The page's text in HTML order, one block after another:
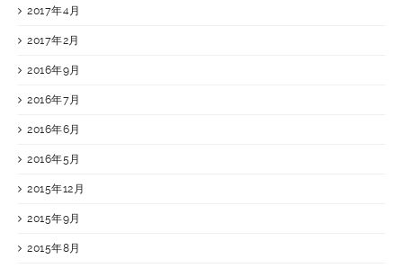
2017年4月
2017年2月
2016年9月
2016年7月
2016年6月
2016年5月
2015年12月
2015年9月
2015年8月